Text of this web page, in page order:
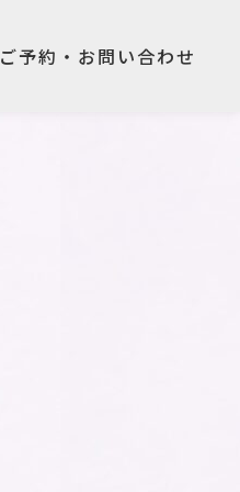
ご予約・お問い合わせ
ご予約・お問い合わせ